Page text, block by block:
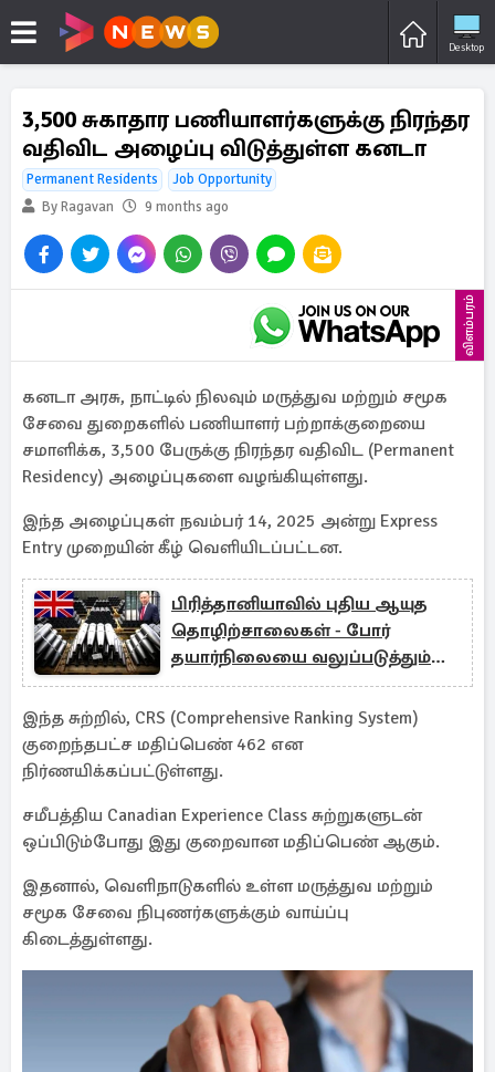
Desktop
3,500 சுகாதார பணியாளர்களுக்கு நிரந்தர
வதிவிட அழைப்பு விடுத்துள்ள கனடா
Permanent Residents
Job Opportunity
By Ragavan
9 months ago
விளம்பரம்
கனடா அரசு, நாட்டில் நிலவும் மருத்துவ மற்றும் சமூக
சேவை துறைகளில் பணியாளர் பற்றாக்குறையை
சமாளிக்க, 3,500 பேருக்கு நிரந்தர வதிவிட (Permanent
Residency) அழைப்புகளை வழங்கியுள்ளது.
இந்த அழைப்புகள் நவம்பர் 14, 2025 அன்று Express
Entry முறையின் கீழ் வெளியிடப்பட்டன.
பிரித்தானியாவில் புதிய ஆயுத
தொழிற்சாலைகள் - போர்
தயார்நிலையை வலுப்படுத்தும்
முயற்சி
இந்த சுற்றில், CRS (Comprehensive Ranking System)
குறைந்தபட்ச மதிப்பெண் 462 என
நிர்ணயிக்கப்பட்டுள்ளது.
சமீபத்திய Canadian Experience Class சுற்றுகளுடன்
ஒப்பிடும்போது இது குறைவான மதிப்பெண் ஆகும்.
இதனால், வெளிநாடுகளில் உள்ள மருத்துவ மற்றும்
சமூக சேவை நிபுணர்களுக்கும் வாய்ப்பு
கிடைத்துள்ளது.